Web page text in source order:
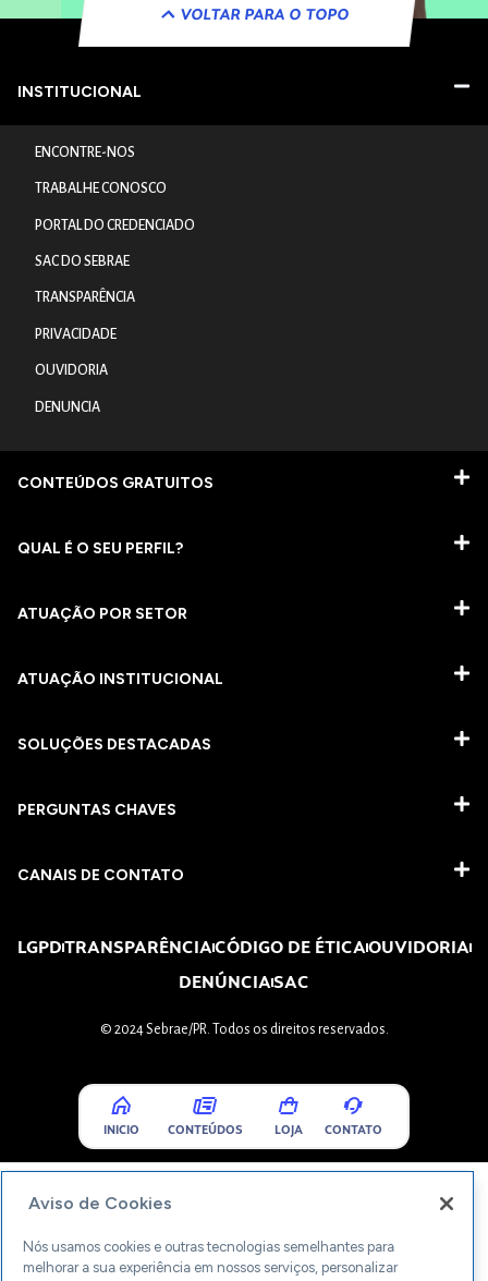
VOLTAR PARA O TOPO
INSTITUCIONAL
ENCONTRE-NOS
TRABALHE CONOSCO
PORTAL DO CREDENCIADO
SAC DO SEBRAE
TRANSPARÊNCIA
PRIVACIDADE
OUVIDORIA
DENUNCIA
CONTEÚDOS GRATUITOS
QUAL É O SEU PERFIL?
ATUAÇÃO POR SETOR
ATUAÇÃO INSTITUCIONAL
SOLUÇÕES DESTACADAS
PERGUNTAS CHAVES​
CANAIS DE CONTATO
LGPDTRANSPARÊNCIACÓDIGO DE ÉTICAOUVIDORIA
DENÚNCIASAC
© 2024 Sebrae/PR. Todos os direitos reservados.
INICIO CONTEÚDOS LOJA CONTATO
Aviso de Cookies
Nós usamos cookies e outras tecnologias semelhantes para
melhorar a sua experiência em nossos serviços, personalizar